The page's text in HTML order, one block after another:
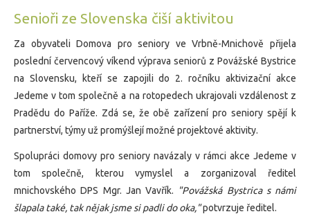
Senioři ze Slovenska čiší aktivitou
Za obyvateli Domova pro seniory ve Vrbně-Mnichově přijela
poslední červencový víkend výprava seniorů z Povážské Bystrice
na Slovensku, kteří se zapojili do 2. ročníku aktivizační akce
Jedeme v tom společně a na rotopedech ukrajovali vzdálenost z
Pradědu do Paříže. Zdá se, že obě zařízení pro seniory spějí k
partnerství, týmy už promýšlejí možné projektové aktivity.
Spolupráci domovy pro seniory navázaly v rámci akce Jedeme v
tom společně, kterou vymyslel a zorganizoval ředitel
mnichovského DPS Mgr. Jan Vavřík.
"Povážská Bystrica s námi
šlapala také, tak nějak jsme si padli do oka,"potvrzuje ředitel.